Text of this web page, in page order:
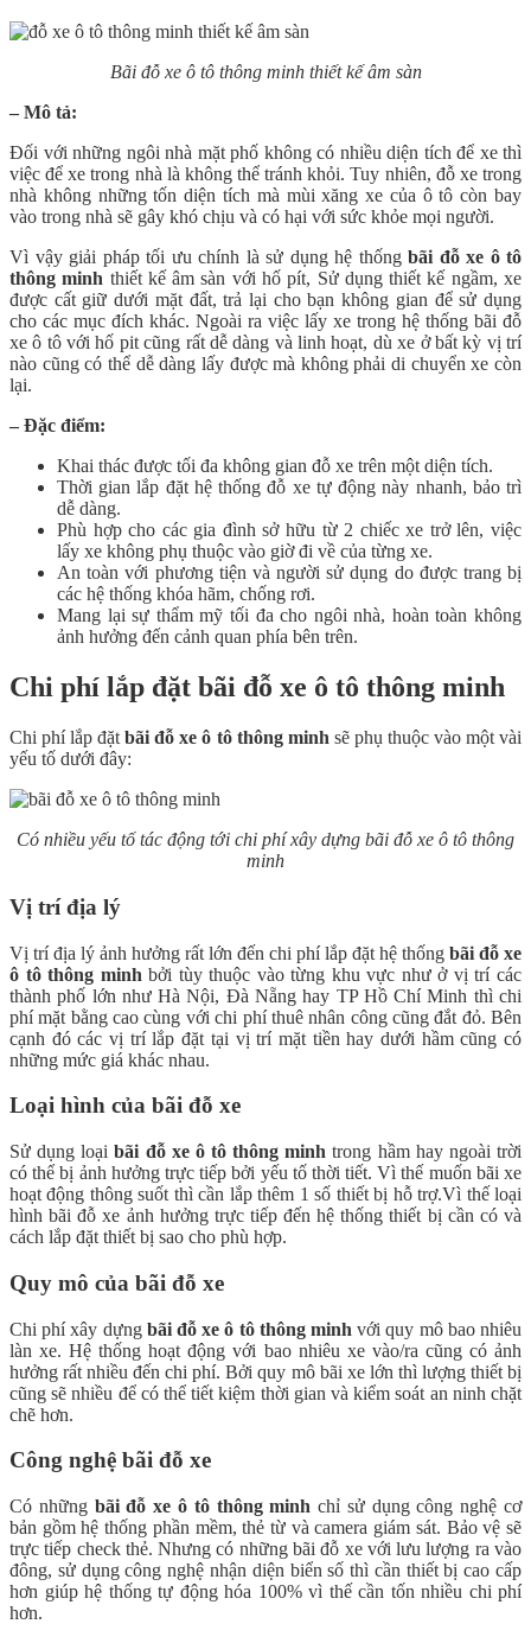
Bãi đỗ xe ô tô thông minh thiết kế âm sàn
– Mô tả:
Đối với những ngôi nhà mặt phố không có nhiều diện tích để xe thì
việc để xe trong nhà là không thể tránh khỏi. Tuy nhiên, đỗ xe trong
nhà không những tốn diện tích mà mùi xăng xe của ô tô còn bay
vào trong nhà sẽ gây khó chịu và có hại với sức khỏe mọi người.
Vì vậy giải pháp tối ưu chính là sử dụng hệ thống bãi đỗ xe ô tô
thông minh thiết kế âm sàn với hố pít, Sử dụng thiết kế ngầm, xe
được cất giữ dưới mặt đất, trả lại cho bạn không gian để sử dụng
cho các mục đích khác. Ngoài ra việc lấy xe trong hệ thống bãi đỗ
xe ô tô với hố pit cũng rất dễ dàng và linh hoạt, dù xe ở bất kỳ vị trí
nào cũng có thể dễ dàng lấy được mà không phải di chuyển xe còn
lại.
– Đặc điểm:
Khai thác được tối đa không gian đỗ xe trên một diện tích.
Thời gian lắp đặt hệ thống đỗ xe tự động này nhanh, bảo trì
dễ dàng.
Phù hợp cho các gia đình sở hữu từ 2 chiếc xe trở lên, việc
lấy xe không phụ thuộc vào giờ đi về của từng xe.
An toàn với phương tiện và người sử dụng do được trang bị
các hệ thống khóa hãm, chống rơi.
Mang lại sự thẩm mỹ tối đa cho ngôi nhà, hoàn toàn không
ảnh hưởng đến cảnh quan phía bên trên.
Chi phí lắp đặt bãi đỗ xe ô tô thông minh
Chi phí lắp đặt bãi đỗ xe ô tô thông minh sẽ phụ thuộc vào một vài
yếu tố dưới đây:
Có nhiều yếu tố tác động tới chi phí xây dựng bãi đỗ xe ô tô thông
minh
Vị trí địa lý
Vị trí địa lý ảnh hưởng rất lớn đến chi phí lắp đặt hệ thống bãi đỗ xe
ô tô thông minh bởi tùy thuộc vào từng khu vực như ở vị trí các
thành phố lớn như Hà Nội, Đà Nẵng hay TP Hồ Chí Minh thì chi
phí mặt bằng cao cùng với chi phí thuê nhân công cũng đắt đỏ. Bên
cạnh đó các vị trí lắp đặt tại vị trí mặt tiền hay dưới hầm cũng có
những mức giá khác nhau.
Loại hình của bãi đỗ xe
Sử dụng loạibãi đỗ xe ô tô thông minh trong hầm hay ngoài trời
có thể bị ảnh hưởng trực tiếp bởi yếu tố thời tiết. Vì thế muốn bãi xe
hoạt động thông suốt thì cần lắp thêm 1 số thiết bị hỗ trợ.Vì thế loại
hình bãi đỗ xe ảnh hưởng trực tiếp đến hệ thống thiết bị cần có và
cách lắp đặt thiết bị sao cho phù hợp.
Quy mô của bãi đỗ xe
Chi phí xây dựng bãi đỗ xe ô tô thông minh với quy mô bao nhiêu
làn xe. Hệ thống hoạt động với bao nhiêu xe vào/ra cũng có ảnh
hưởng rất nhiều đến chi phí. Bởi quy mô bãi xe lớn thì lượng thiết bị
cũng sẽ nhiều để có thể tiết kiệm thời gian và kiểm soát an ninh chặt
chẽ hơn.
Công nghệ bãi đỗ xe
Có những bãi đỗ xe ô tô thông minh chỉ sử dụng công nghệ cơ
bản gồm hệ thống phần mềm, thẻ từ và camera giám sát. Bảo vệ sẽ
trực tiếp check thẻ. Nhưng có những bãi đỗ xe với lưu lượng ra vào
đông, sử dụng công nghệ nhận diện biển số thì cần thiết bị cao cấp
hơn giúp hệ thống tự động hóa 100% vì thế cần tốn nhiều chi phí
hơn.